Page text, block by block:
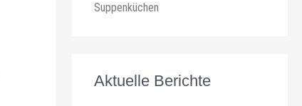
Suppenküchen
Aktuelle Berichte